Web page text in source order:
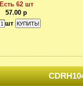
Есть 62 шт
57.00 р
шт